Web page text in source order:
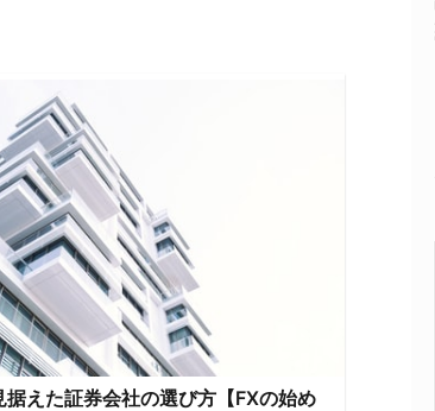
据えた証券会社の選び方【FXの始め